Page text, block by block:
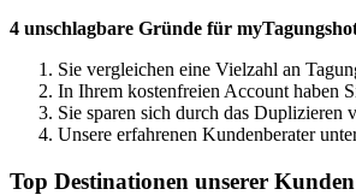
4 unschlagbare Gründe für
Sie vergleichen eine Vielzahl an
In Ihrem kostenfreien Account haben
Sie sparen sich durch das
Unsere erfahrenen Kundenberater
Top Destinationen unserer Kunden